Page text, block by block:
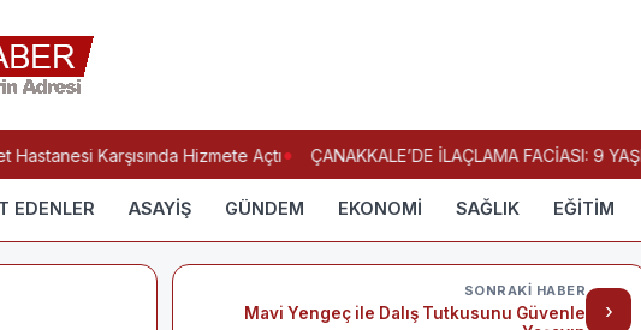
Karşısında Hizmete Açtı ÇANAKKALE’DE İLAÇLAMA FACİASI: 9
EDENLER ASAYİŞ GÜNDEM EKONOMİ SAĞLIK EĞİTİM
›
SONRAKI HABER
Mavi Yengeç ile Dalış Tutkusunu Güvenle